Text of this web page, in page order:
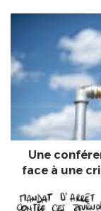
l’ONU
sur
faire
face
une
mondiale
Une
face à une
TOGO